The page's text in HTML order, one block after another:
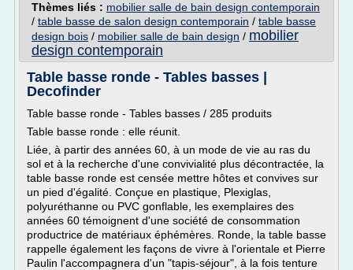
Thèmes liés : mobilier salle de bain design contemporain
/ table basse de salon design contemporain / table basse
design bois / mobilier salle de bain design / mobilier
design contemporain
Table basse ronde - Tables basses |
Decofinder
Table basse ronde - Tables basses / 285 produits
Table basse ronde : elle réunit.
Liée, à partir des années 60, à un mode de vie au ras du
sol et à la recherche d'une convivialité plus décontractée, la
table basse ronde est censée mettre hôtes et convives sur
un pied d'égalité. Conçue en plastique, Plexiglas,
polyuréthanne ou PVC gonflable, les exemplaires des
années 60 témoignent d'une société de consommation
productrice de matériaux éphémères. Ronde, la table basse
rappelle également les façons de vivre à l'orientale et Pierre
Paulin l'accompagnera d'un "tapis-séjour", à la fois tenture